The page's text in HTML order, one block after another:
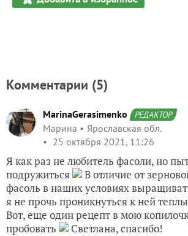
Комментарии (5)
MarinaGerasimenko РЕДАКТОР
Марина
Ярославская обл.
25 октября 2021, 11:26
Я как раз не любитель фасоли, но
подружиться
В отличие от
фасоль в наших условиях
я не прочь проникнуться к ней
Вот, еще один рецепт в мою
пробовать
Светлана, спасибо!